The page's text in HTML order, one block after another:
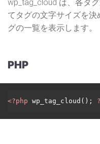
wp_tag_cloud は、各タ
てタグの文字サイズを
グの一覧を表示します。
PHP
<?php wp_tag_cloud();